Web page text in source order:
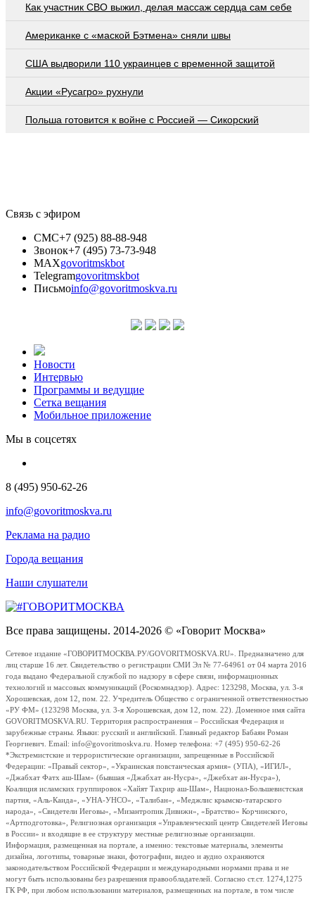
Как участник СВО выжил, делая массаж сердца сам себе
Американке с «маской Бэтмена» сняли швы
США выдворили 110 украинцев с временной защитой
Акции «Русагро» рухнули
Польша готовится к войне с Россией — Сикорский
Связь с эфиром
СМС+7 (925) 88-88-948
Звонок+7 (495) 73-73-948
MAXgovoritmskbot
Telegramgovoritmskbot
Письмоinfo@govoritmoskva.ru
Новости
Интервью
Программы и ведущие
Сетка вещания
Мобильное приложение
Мы в соцсетях
8 (495) 950-62-26
info@govoritmoskva.ru
Реклама на радио
Города вещания
Наши слушатели
Все права защищены. 2014-2026 © «Говорит Москва»
Сетевое издание «ГОВОРИТМОСКВА.РУ/GOVORITMOSKVA.RU». Предназначено для
лиц старше 16 лет. Свидетельство о регистрации СМИ Эл № 77-64961 от 04 марта 2016
года выдано Федеральной службой по надзору в сфере связи, информационных
технологий и массовых коммуникаций (Роскомнадзор). Адрес: 123298, Москва, ул. 3-я
Хорошевская, дом 12, пом. 22. Учредитель Общество с ограниченной ответственностью
«РУ ФМ» (123298 Москва, ул. 3-я Хорошевская, дом 12, пом. 22). Доменное имя сайта
GOVORITMOSKVA.RU. Территория распространения – Российская Федерация и
зарубежные страны. Языки: русский и английский. Главный редактор Бабаян Роман
Георгиевич. Email: info@govoritmoskva.ru. Номер телефона: +7 (495) 950-62-26
*Экстремистские и террористические организации, запрещенные в Российской
Федерации: «Правый сектор», «Украинская повстанческая армия» (УПА), «ИГИЛ»,
«Джабхат Фатх аш-Шам» (бывшая «Джабхат ан-Нусра», «Джебхат ан-Нусра»),
Коалиция исламских группировок «Хайят Тахрир аш-Шам», Национал-Большевистская
партия, «Аль-Каида», «УНА-УНСО», «Талибан», «Меджлис крымско-татарского
народа», «Свидетели Иеговы», «Мизантропик Дивижн», «Братство» Корчинского,
«Артподготовка», Религиозная организация «Управленческий центр Свидетелей Иеговы
в России» и входящие в ее структуру местные религиозные организации.
Информация, размещенная на портале, а именно: текстовые материалы, элементы
дизайна, логотипы, товарные знаки, фотографии, видео и аудио охраняются
законодательством Российской Федерации и международными нормами права и не
могут быть использованы без разрешения правообладателей. Согласно ст.ст. 1274,1275
ГК РФ, при любом использовании материалов, размещенных на портале, в том числе